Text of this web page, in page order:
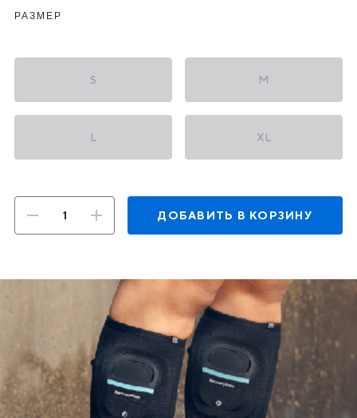
Выбор
РАЗМЕР
S M
L XL
ДОБАВИТЬ В КОРЗИНУ